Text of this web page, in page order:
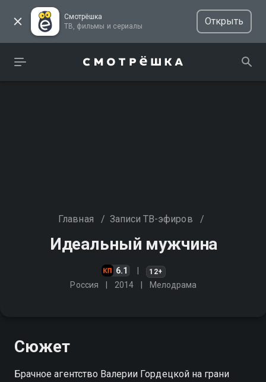
Смотрёшка
ТВ, фильмы и сериалы
Открыть
Главная / Записи ТВ-эфиров /
Идеальный мужчина
6.1 12+
Россия 2014 Мелодрама
Сюжет
Брачное агентство Валерии Гордецкой на грани